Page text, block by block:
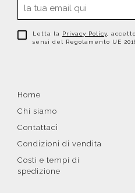
Letta la Privacy Policy ,
sensi del Regolamento UE
Home
Chi siamo
Contattaci
Condizioni di vendita
Costi e tempi di
spedizione